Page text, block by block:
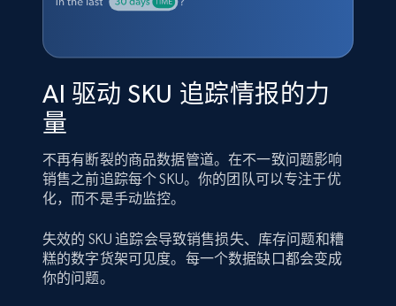
AI 驱动 SKU 追踪情报的力
量
不再有断裂的商品数据管道。在不一致问题影响
销售之前追踪每个 SKU。你的团队可以专注于优
化，而不是手动监控。
失效的 SKU 追踪会导致销售损失、库存问题和糟
糕的数字货架可见度。每一个数据缺口都会变成
你的问题。